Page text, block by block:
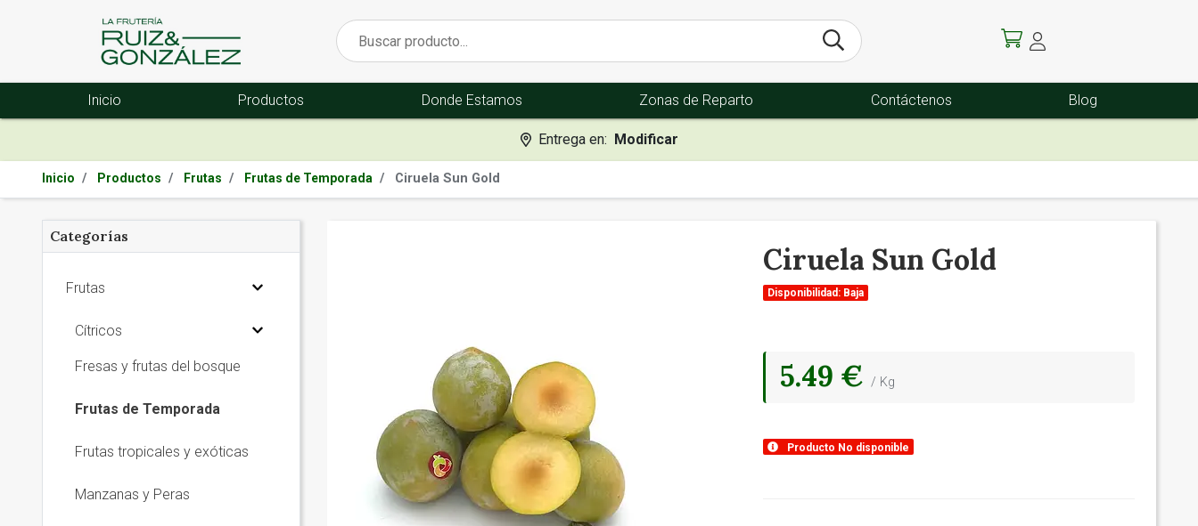
Inicio Productos Donde Estamos Zonas de Reparto Contáctenos Blog
Entrega en: Modificar
Inicio Productos Frutas Frutas de Temporada Ciruela Sun Gold
Categorías
Frutas
Cítricos
Fresas y frutas del bosque
Frutas de Temporada
Frutas tropicales y exóticas
Manzanas y Peras
Ciruela Sun Gold
Disponibilidad: Baja
5.49 € / Kg
Producto No disponible